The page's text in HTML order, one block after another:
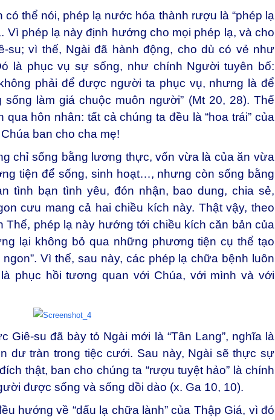
có thể nói, phép lạ nước hóa thành rượu là “phép lạ
Vì phép lạ này định hướng cho mọi phép lạ, và cho
su; vì thế, Ngài đã hành động, cho dù có vẻ như
là phục vụ sự sống, như chính Người tuyên bố:
phải để được người ta phục vụ, nhưng là để
làm giá chuộc muôn người” (Mt 20, 28). Thế
hôn nhân: tất cả chúng ta đều là “hoa trái” của
ban cho cha mẹ!
chỉ sống bằng lương thực, vốn vừa là của ăn vừa
tiện để sống, sinh hoạt…, nhưng còn sống bằng
tình bạn tình yêu, đón nhận, bao dung, chia sẻ,
cưu mang cả hai chiều kích này. Thật vậy, theo
Thể, phép lạ này hướng tới chiều kích căn bản của
lại không bỏ qua những phương tiện cụ thể tạo
Vì thế, sau này, các phép lạ chữa bệnh luôn
phục hồi tương quan với Chúa, với mình và với
Giê-su đã bày tỏ Ngài mới là “Tân Lang”, nghĩa là
dư tràn trong tiệc cưới. Sau này, Ngài sẽ thực sự
thật, ban cho chúng ta “rượu tuyệt hảo” là chính
được sống và sống dồi dào (x. Ga 10, 10).
hướng về “dấu lạ chữa lành” của Thập Giá, vì đó